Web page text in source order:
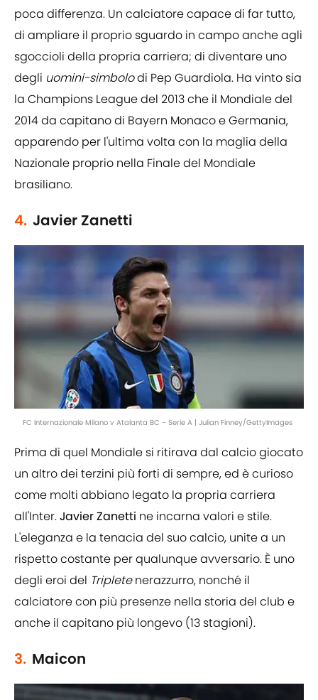
poca differenza. Un calciatore capace di far tutto,
di ampliare il proprio sguardo in campo anche agli
sgoccioli della propria carriera; di diventare uno
degli uomini-simbolodi Pep Guardiola. Ha vinto sia
la Champions League del 2013 che il Mondiale del
2014 da capitano di Bayern Monaco e Germania,
apparendo per l'ultima volta con la maglia della
Nazionale proprio nella Finale del Mondiale
brasiliano.
4. Javier Zanetti
FC Internazionale Milano v Atalanta BC - Serie A | Julian Finney/GettyImages
Prima di quel Mondiale si ritirava dal calcio giocato
un altro dei terzini più forti di sempre, ed è curioso
come molti abbiano legato la propria carriera
all'Inter.Javier Zanetti ne incarna valori e stile.
L'eleganza e la tenacia del suo calcio, unite a un
rispetto costante per qualunque avversario. È uno
degli eroi del Tripletenerazzurro, nonché il
calciatore con più presenze nella storia del club e
anche il capitano più longevo (13 stagioni).
3. Maicon